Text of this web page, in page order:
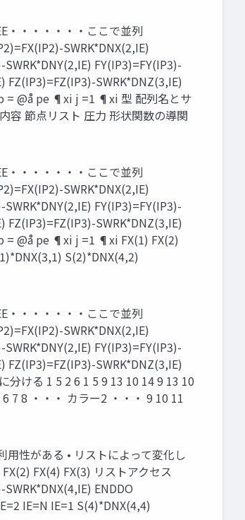
・・・・・・・ここで並列
SWRK*DNX(2,IE)
FY(IP3)=FY(IP3)-
FZ(IP3)=FZ(IP3)-SWRK*DNZ(3,IE)
= @å pe ¶xi j =1 ¶xi 型 配列名とサ
容 節点リスト 圧力 形状関数の導関
・・・・・・・ここで並列
SWRK*DNX(2,IE)
FY(IP3)=FY(IP3)-
FZ(IP3)=FZ(IP3)-SWRK*DNZ(3,IE)
= @å pe ¶xi j =1 ¶xi FX(1) FX(2)
S(2)*DNX(4,2)
・・・・・・・ここで並列
SWRK*DNX(2,IE)
FY(IP3)=FY(IP3)-
FZ(IP3)=FZ(IP3)-SWRK*DNZ(3,IE)
分ける 1 5 2 6 1 5 9 13 10 14 9 13 10
7 8 ・・・ カラー2 ・・・ 9 10 11
性がある • リストによって変化し
FX(4) FX(3) リストアクセス
ENDDO
IE=N IE=1 S(4)*DNX(4,4)